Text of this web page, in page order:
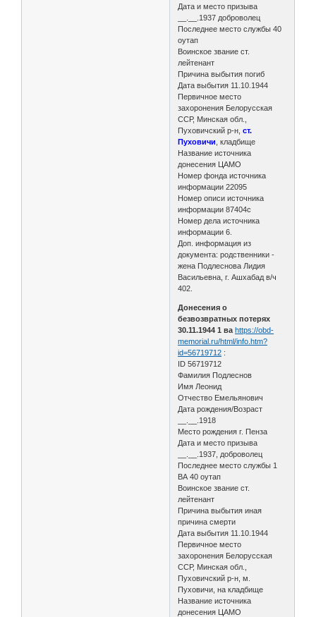
Дата и место призыва
__.__.1937 доброволец
Последнее место службы 40
оутап
Воинское звание ст.
лейтенант
Причина выбытия погиб
Дата выбытия 11.10.1944
Первичное место
захоронения Белорусская
ССР, Минская обл.,
Пуховичский р-н,ст.
Пуховичи , кладбище
Название источника
донесения ЦАМО
Номер фонда источника
информации 22095
Номер описи источника
информации 87404с
Номер дела источника
информации 6.
Доп. информация из
документа: родственники -
жена Подлеснова Лидия
Васильевна, г. Ашхабад в/ч
402.
Донесения о
безвозвратных потерях
30.11.1944 1 ва https://obd-
memorial.ru/html/info.htm?
id=56719712 :
ID 56719712
Фамилия Подлеснов
Имя Леонид
Отчество Емельянович
Дата рождения/Возраст
__.__.1918
Место рождения г. Пенза
Дата и место призыва
__.__.1937, доброволец
Последнее место службы 1
ВА 40 оутап
Воинское звание ст.
лейтенант
Причина выбытия иная
причина смерти
Дата выбытия 11.10.1944
Первичное место
захоронения Белорусская
ССР, Минская обл.,
Пуховичский р-н, м.
Пуховичи, на кладбище
Название источника
донесения ЦАМО